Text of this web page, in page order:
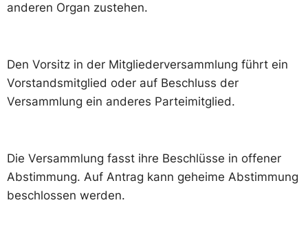
anderen Organ zustehen.
Den Vorsitz in der Mitgliederversammlung führt ein
Vorstandsmitglied oder auf Beschluss der
Versammlung ein anderes Parteimitglied.
Die Versammlung fasst ihre Beschlüsse in offener
Abstimmung. Auf Antrag kann geheime Abstimmung
beschlossen werden.